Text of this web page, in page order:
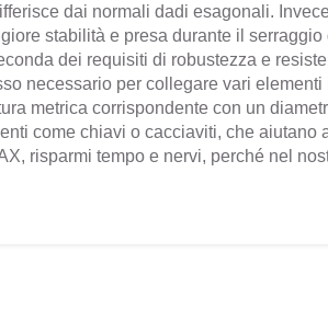
dai normali dadi esagonali.
stabilità e presa durante il
dei requisiti di robustezza e
necessario per collegare vari
metrica corrispondente con un
come chiavi o cacciaviti, che
risparmi tempo e nervi, perché nel